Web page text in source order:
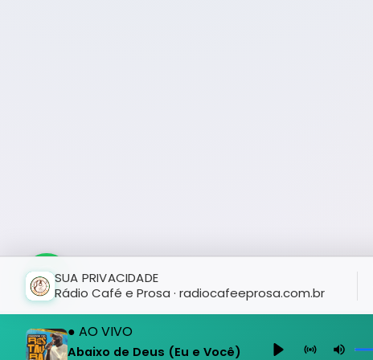
● AO VIVO
Abaixo de Deus (Eu e Você)
SUA PRIVACIDADE
Rádio Café e Prosa · radiocafeeprosa.com.br